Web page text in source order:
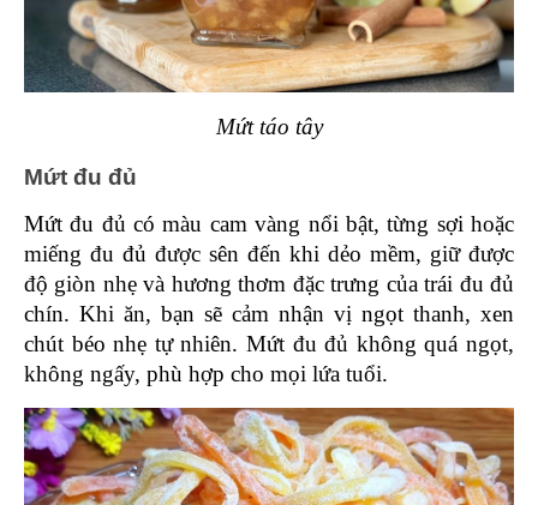
Mứt táo tây
Mứt đu đủ
Mứt đu đủ có màu cam vàng nổi bật, từng sợi hoặc
miếng đu đủ được sên đến khi dẻo mềm, giữ được
độ giòn nhẹ và hương thơm đặc trưng của trái đu đủ
chín. Khi ăn, bạn sẽ cảm nhận vị ngọt thanh, xen
chút béo nhẹ tự nhiên. Mứt đu đủ không quá ngọt,
không ngấy, phù hợp cho mọi lứa tuổi.